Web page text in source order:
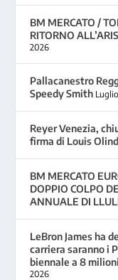
BM MERCATO /
RITORNO
2026
Pallacanestro
Speedy Smith
Reyer Venezia,
firma di Louis
BM MERCATO
DOPPIO COLPO
ANNUALE DI
LeBron James ha
carriera saranno i
biennale a 8
2026